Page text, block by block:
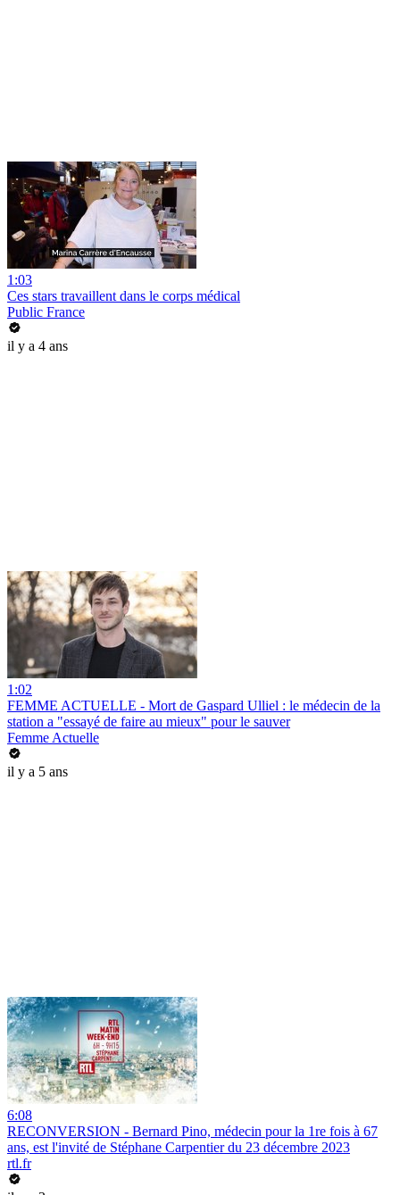
1:03
Ces stars travaillent dans le corps médical
Public France
il y a 4 ans
1:02
FEMME ACTUELLE - Mort de Gaspard Ulliel : le médecin de la
station a "essayé de faire au mieux" pour le sauver
Femme Actuelle
il y a 5 ans
6:08
RECONVERSION - Bernard Pino, médecin pour la 1re fois à 67
ans, est l'invité de Stéphane Carpentier du 23 décembre 2023
rtl.fr